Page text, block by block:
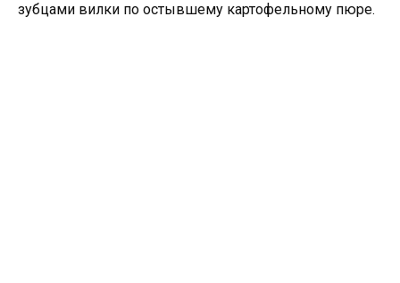
зубцами вилки по остывшему картофельному пюре.